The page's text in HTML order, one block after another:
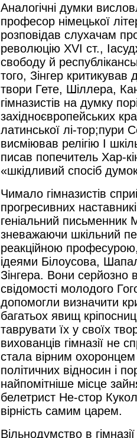
Аналогічні думки
професор німецької
розповідав слухачам
революцію XVI ст.,
свободу й
того, Зінгер
твори Гете, Шіллера,
гімназистів на думку
західноєвропейських
латинської лі-
висміював релігію І
писав попечитель Хар-
«шкідливий спосіб
Чимало гімназистів
прогресивних
геніальний письменник
зневажаючи шкільний
реакційною
ідеями Білоусова,
Зінгера. Вони
свідомості молодого
допомогли визначити
багатьох явищ
таврувати їх у своїх
вихованців гімназії не
стала вірним охоронцем
політичних відносин і
найпомітніше місце
белетрист Не-стор
вірність самим царем.
Вільнодумство в